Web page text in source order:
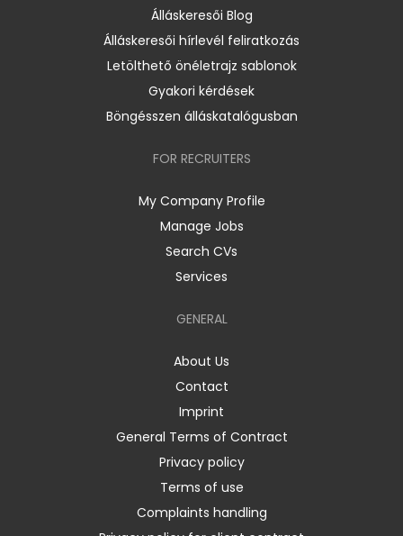
Álláskeresői Blog
Álláskeresői hírlevél feliratkozás
Letölthető önéletrajz sablonok
Gyakori kérdések
Böngésszen álláskatalógusban
FOR RECRUITERS
My Company Profile
Manage Jobs
Search CVs
Services
GENERAL
About Us
Contact
Imprint
General Terms of Contract
Privacy policy
Terms of use
Complaints handling